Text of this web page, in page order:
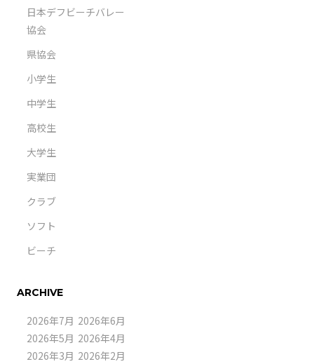
日本デフビーチバレー
協会
県協会
小学生
中学生
高校生
大学生
実業団
クラブ
ソフト
ビーチ
ARCHIVE
2026年7月 2026年6月
2026年5月 2026年4月
2026年3月 2026年2月